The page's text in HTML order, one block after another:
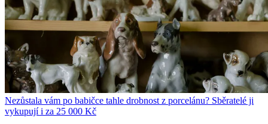
Nezůstala vám po babičce tahle drobnost z porcelánu? Sběratelé ji
vykupují i za 25 000 Kč